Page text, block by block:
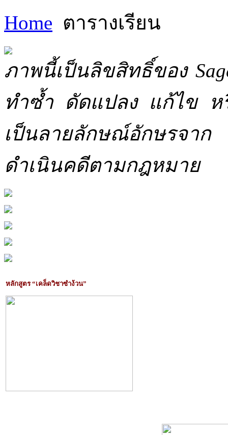
Home ตารางเรียน
ภาพนี้เป็นลิขสิทธิ์ของ
ทำซ้ำ ดัดแปลง แก้ไข ห
เป็นลายลักษณ์อักษรจาก
ดำเนินคดีตามกฎหมาย
หลักสูตร “เคล็ดวิชาซำง้วน”